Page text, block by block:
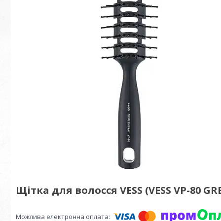
Щітка для волосся VESS (VESS VP-80